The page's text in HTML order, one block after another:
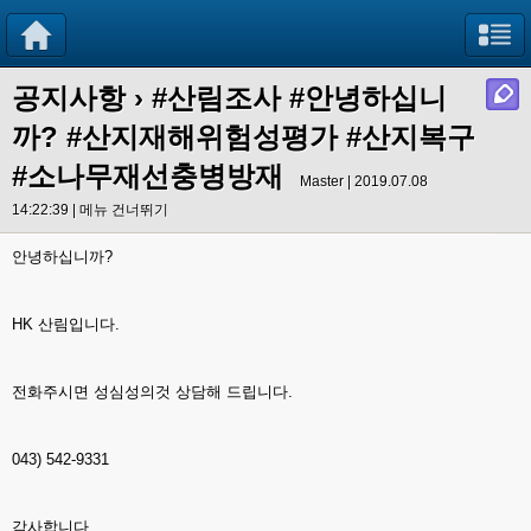
공지사항› #산림조사 #안녕하십니
까? #산지재해위험성평가 #산지복구
#소나무재선충병방재
Master | 2019.07.08
14:22:39 | 메뉴 건너뛰기
안녕하십니까?
HK 산림입니다.
전화주시면 성심성의것 상담해 드립니다.
043) 542-9331
감사합니다.